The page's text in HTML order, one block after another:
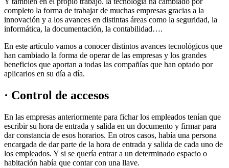
completo la forma de trabajar de muchas empresas gracias a la
innovación y a los avances en distintas áreas como la seguridad, la
informática, la documentación, la contabilidad….
En este artículo vamos a conocer distintos avances tecnológicos que
han cambiado la forma de operar de las empresas y los grandes
beneficios que aportan a todas las compañías que han optado por
aplicarlos en su día a día.
· Control de accesos
En las empresas anteriormente para fichar los empleados tenían que
escribir su hora de entrada y salida en un documento y firmar para
dar constancia de esos horarios. En otros casos, había una persona
encargada de dar parte de la hora de entrada y salida de cada uno de
los empleados. Y si se quería entrar a un determinado espacio o
habitación había que contar con una llave.